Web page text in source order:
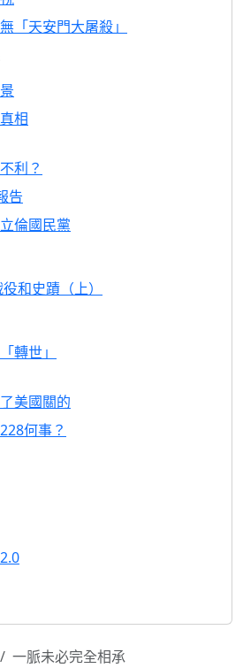
「天安門大屠殺」
相
利？
告
倫國民黨
和史蹟（上）
轉世」
美國關的
何事？
一脈未必完全相承